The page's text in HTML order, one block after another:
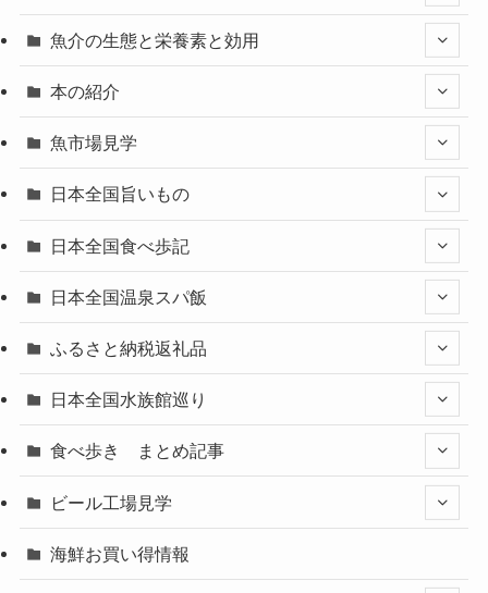
魚介の生態と栄養素と効用
本の紹介
魚市場見学
日本全国旨いもの
日本全国食べ歩記
日本全国温泉スパ飯
ふるさと納税返礼品
日本全国水族館巡り
食べ歩き まとめ記事
ビール工場見学
海鮮お買い得情報